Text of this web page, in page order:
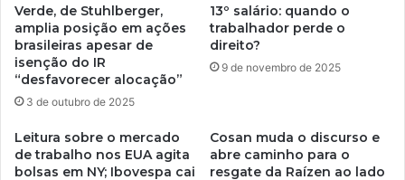
Verde, de Stuhlberger,
amplia posição em ações
brasileiras apesar de
isenção do IR
“desfavorecer alocação”
3 de outubro de 2025
13º salário: quando o
trabalhador perde o
direito?
9 de novembro de 2025
Leitura sobre o mercado
de trabalho nos EUA agita
bolsas em NY; Ibovespa cai
Cosan muda o discurso e
abre caminho para o
resgate da Raízen ao lado